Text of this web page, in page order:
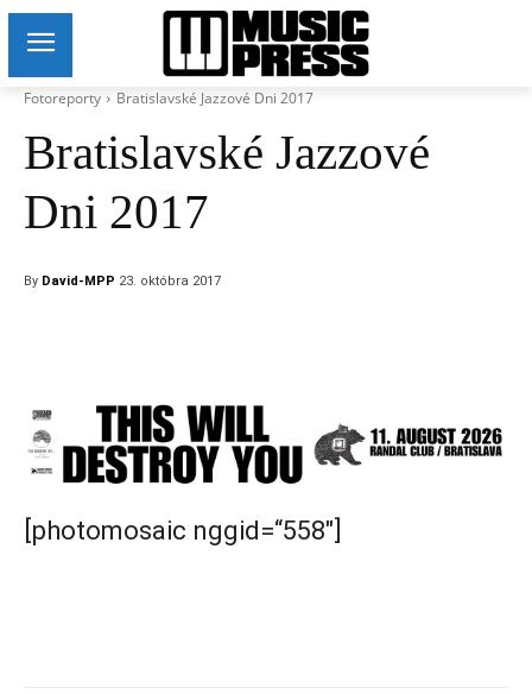
Fotoreporty Bratislavské Jazzové Dni 2017
Bratislavské Jazzové
Dni 2017
By David-MPP 23. októbra 2017
[photomosaic nggid=“558″]